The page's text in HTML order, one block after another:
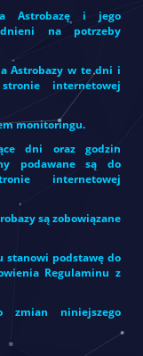
Astrobazę i jego
na potrzeby
Astrobazy w te dni i
internetowej
monitoringu.
dni oraz godzin
podawane są do
internetowej
są zobowiązane
stanowi podstawę do
Regulaminu z
zmian niniejszego